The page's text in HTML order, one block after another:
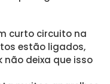
curto circuito na
estão ligados,
não deixa que isso